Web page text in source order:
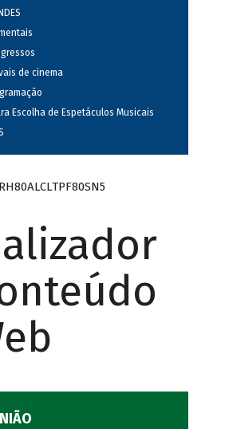
de cinema
Escolha de Espetáculos Musicais